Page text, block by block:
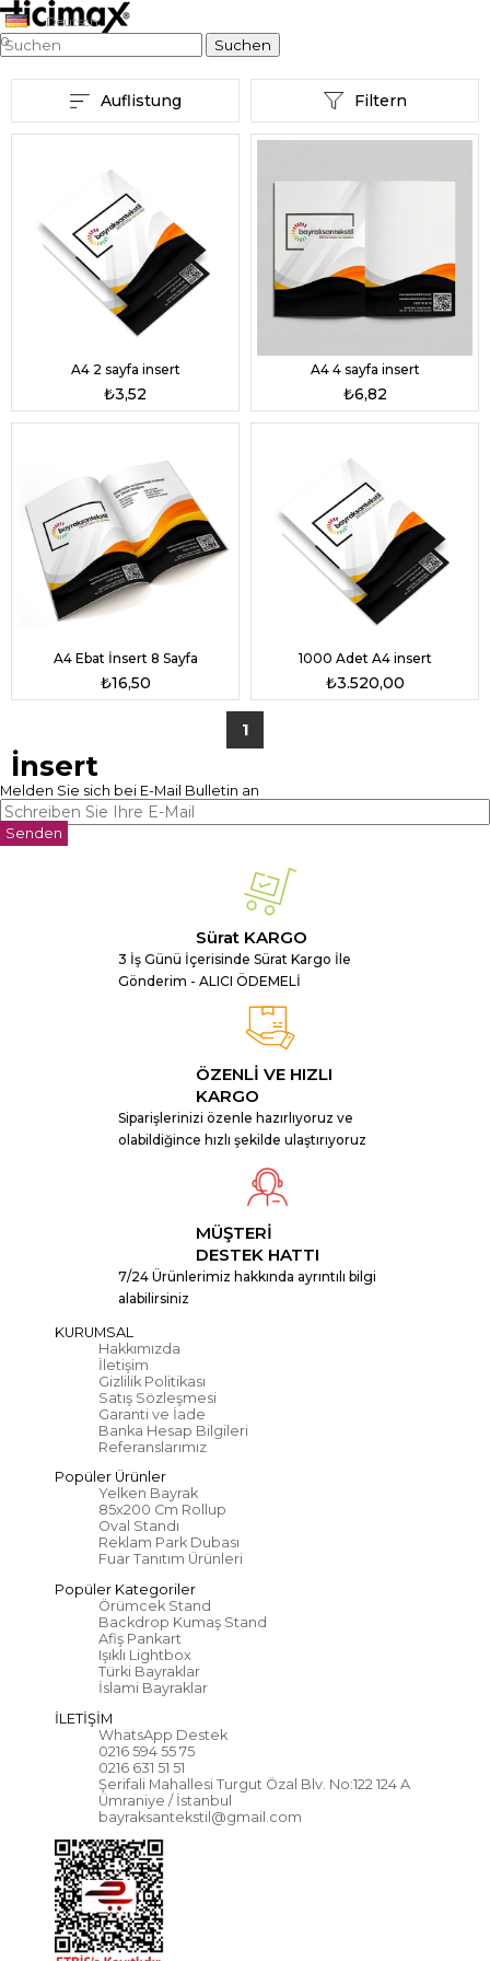
Deutsch
0
Filtern
Auflistung
A4 2 sayfa insert
₺3,52
A4 4 sayfa insert
₺6,82
A4 Ebat İnsert 8 Sayfa
₺16,50
1000 Adet A4 insert
₺3.520,00
1
İnsert
Melden Sie sich bei E-Mail Bulletin an
Senden
Sürat KARGO
3 İş Günü İçerisinde Sürat Kargo İle
Gönderim - ALICI ÖDEMELİ
ÖZENLİ VE HIZLI
KARGO
Siparişlerinizi özenle hazırlıyoruz ve
olabildiğince hızlı şekilde ulaştırıyoruz
MÜŞTERİ
DESTEK HATTI
7/24 Ürünlerimiz hakkında ayrıntılı bilgi
alabilirsiniz
KURUMSAL
Hakkımızda
İletişim
Gizlilik Politikası
Satış Sözleşmesi
Garanti ve İade
Banka Hesap Bilgileri
Referanslarımız
Popüler Ürünler
Yelken Bayrak
85x200 Cm Rollup
Oval Standı
Reklam Park Dubası
Fuar Tanıtım Ürünleri
Popüler Kategoriler
Örümcek Stand
Backdrop Kumaş Stand
Afiş Pankart
Işıklı Lightbox
Türki Bayraklar
İslami Bayraklar
İLETİŞİM
WhatsApp Destek
0216 594 55 75
0216 631 51 51
Şerifali Mahallesi Turgut Özal Blv. No:122 124 A
Ümraniye / İstanbul
bayraksantekstil@gmail.com